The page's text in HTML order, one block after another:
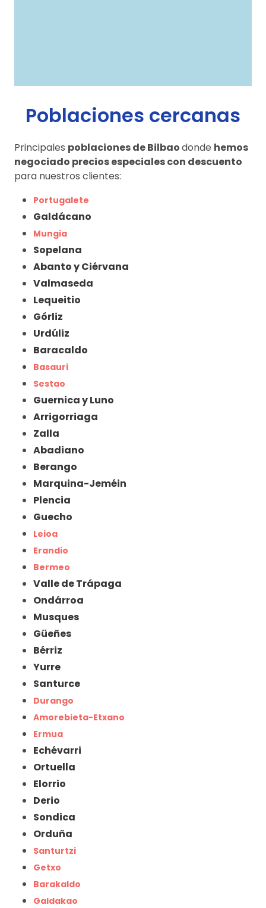
Poblaciones cercanas
Principales poblaciones de Bilbaodonde hemos
negociado precios especiales con descuento
para nuestros clientes:
Portugalete
Galdácano
Mungia
Sopelana
Abanto y Ciérvana
Valmaseda
Lequeitio
Górliz
Urdúliz
Baracaldo
Basauri
Sestao
Guernica y Luno
Arrigorriaga
Zalla
Abadiano
Berango
Marquina-Jeméin
Plencia
Guecho
Leioa
Erandio
Bermeo
Valle de Trápaga
Ondárroa
Musques
Güeñes
Bérriz
Yurre
Santurce
Durango
Amorebieta-Etxano
Ermua
Echévarri
Ortuella
Elorrio
Derio
Sondica
Orduña
Santurtzi
Getxo
Barakaldo
Galdakao